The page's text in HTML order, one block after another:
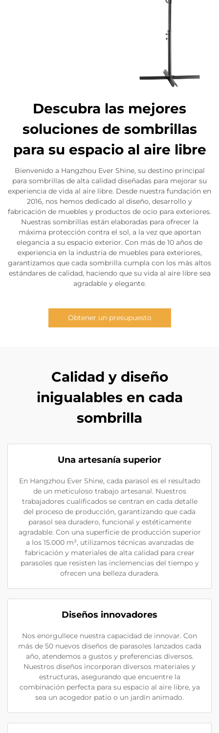
Descubra las mejores
soluciones de sombrillas
para su espacio al aire libre
Bienvenido a Hangzhou Ever Shine, su destino principal
para sombrillas de alta calidad diseñadas para mejorar su
experiencia de vida al aire libre. Desde nuestra fundación en
2016, nos hemos dedicado al diseño, desarrollo y
fabricación de muebles y productos de ocio para exteriores.
Nuestras sombrillas están elaboradas para ofrecer la
máxima protección contra el sol, a la vez que aportan
elegancia a su espacio exterior. Con más de 10 años de
experiencia en la industria de muebles para exteriores,
garantizamos que cada sombrilla cumpla con los más altos
estándares de calidad, haciendo que su vida al aire libre sea
agradable y elegante.
Obtener un presupuesto
Calidad y diseño
inigualables en cada
sombrilla
Una artesanía superior
En Hangzhou Ever Shine, cada parasol es el resultado
de un meticuloso trabajo artesanal. Nuestros
trabajadores cualificados se centran en cada detalle
del proceso de producción, garantizando que cada
parasol sea duradero, funcional y estéticamente
agradable. Con una superficie de producción superior
a los 15.000 m², utilizamos técnicas avanzadas de
fabricación y materiales de alta calidad para crear
parasoles que resisten las inclemencias del tiempo y
ofrecen una belleza duradera.
Diseños innovadores
Nos enorgullece nuestra capacidad de innovar. Con
más de 50 nuevos diseños de parasoles lanzados cada
año, atendemos a gustos y preferencias diversos.
Nuestros diseños incorporan diversos materiales y
estructuras, asegurando que encuentre la
combinación perfecta para su espacio al aire libre, ya
sea un acogedor patio o un jardín animado.